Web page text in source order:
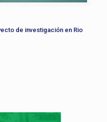
de investigación en Rio